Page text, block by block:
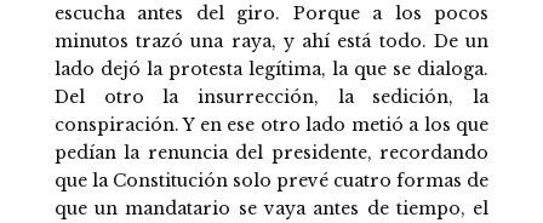
escucha antes del giro. Porque a los pocos
minutos trazó una raya, y ahí está todo. De un
lado dejó la protesta legítima, la que se dialoga.
Del otro la insurrección, la sedición, la
conspiración. Y en ese otro lado metió a los que
pedían la renuncia del presidente, recordando
que la Constitución solo prevé cuatro formas de
que un mandatario se vaya antes de tiempo, el